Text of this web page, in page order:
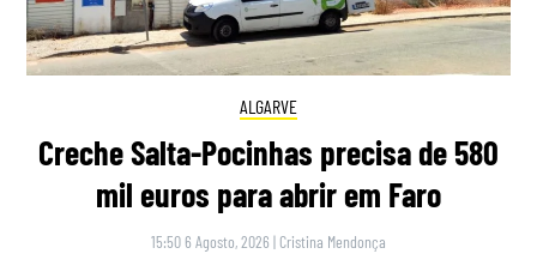
ALGARVE
Creche Salta-Pocinhas precisa de 580
mil euros para abrir em Faro
15:50 6 Agosto, 2026 | Cristina Mendonça